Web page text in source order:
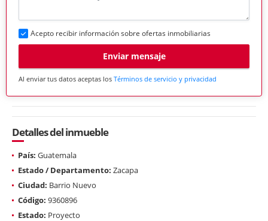
Acepto recibir información sobre ofertas inmobiliarias
Enviar mensaje
Al enviar tus datos aceptas los Términos de servicio y privacidad
Detalles del inmueble
País: Guatemala
Estado / Departamento: Zacapa
Ciudad: Barrio Nuevo
Código: 9360896
Estado: Proyecto